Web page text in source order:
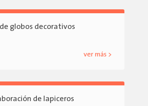
globos decorativos
ver más >
de lapiceros